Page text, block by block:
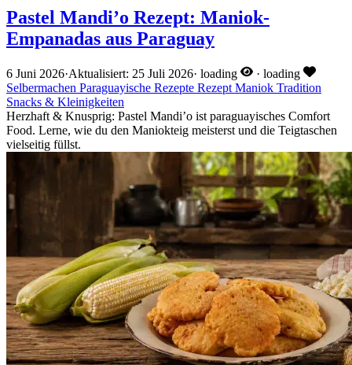
Pastel Mandi’o Rezept: Maniok-
Empanadas aus Paraguay
6 Juni 2026·Aktualisiert: 25 Juli 2026· loading · loading
Selbermachen Paraguayische Rezepte Rezept Maniok Tradition
Snacks & Kleinigkeiten
Herzhaft & Knusprig: Pastel Mandi’o ist paraguayisches Comfort
Food. Lerne, wie du den Maniokteig meisterst und die Teigtaschen
vielseitig füllst.